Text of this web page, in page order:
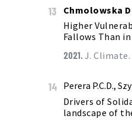
13
Chmolowska
Higher
Fallows Than in
2021. J. Climate.
14 Perera P.C.D.,
Drivers of
landscape of